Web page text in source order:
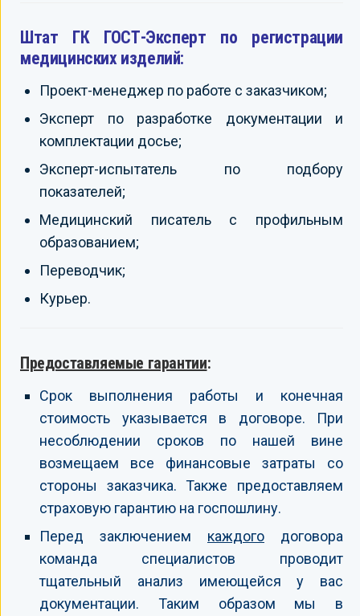
Штат ГК ГОСТ-Эксперт по регистрации
медицинских изделий:
Проект-менеджер по работе с заказчиком;
Эксперт по разработке документации и
комплектации досье;
Эксперт-испытатель по подбору
показателей;
Медицинский писатель с профильным
образованием;
Переводчик;
Курьер.
Предоставляемые гарантии:
Срок выполнения работы и конечная
стоимость указывается в договоре. При
несоблюдении сроков по нашей вине
возмещаем все финансовые затраты со
стороны заказчика. Также предоставляем
страховую гарантию на госпошлину.
Перед заключением каждого договора
команда специалистов проводит
тщательный анализ имеющейся у вас
документации. Таким образом мы в